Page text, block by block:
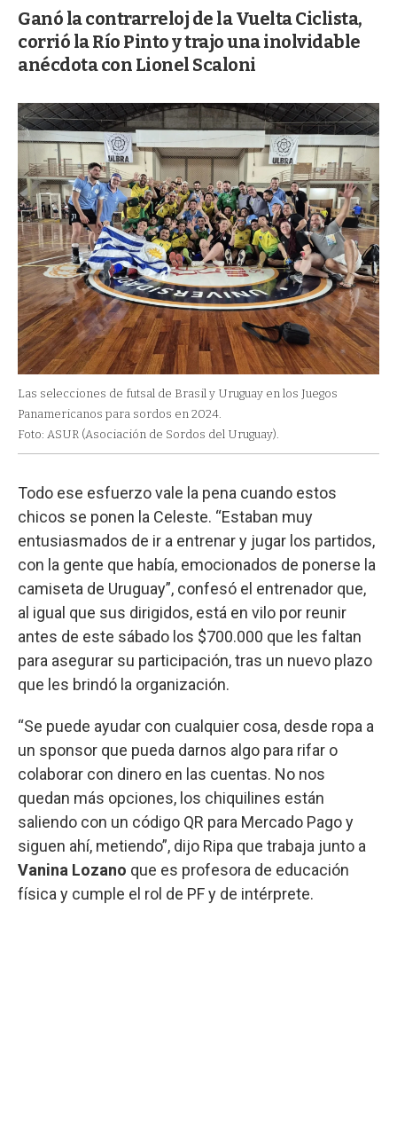
Ganó la contrarreloj de la Vuelta Ciclista,
corrió la Río Pinto y trajo una inolvidable
anécdota con Lionel Scaloni
Las selecciones de futsal de Brasil y Uruguay en los Juegos
Panamericanos para sordos en 2024.
Foto: ASUR (Asociación de Sordos del Uruguay).
Todo ese esfuerzo vale la pena cuando estos
chicos se ponen la Celeste. “Estaban muy
entusiasmados de ir a entrenar y jugar los partidos,
con la gente que había, emocionados de ponerse la
camiseta de Uruguay”, confesó el entrenador que,
al igual que sus dirigidos, está en vilo por reunir
antes de este sábado los $700.000 que les faltan
para asegurar su participación, tras un nuevo plazo
que les brindó la organización.
“Se puede ayudar con cualquier cosa, desde ropa a
un sponsor que pueda darnos algo para rifar o
colaborar con dinero en las cuentas. No nos
quedan más opciones, los chiquilines están
saliendo con un código QR para Mercado Pago y
siguen ahí, metiendo”, dijo Ripa que trabaja junto a
Vanina Lozano que es profesora de educación
física y cumple el rol de PF y de intérprete.